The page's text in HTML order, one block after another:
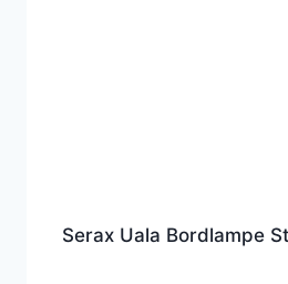
Serax Uala Bordlampe